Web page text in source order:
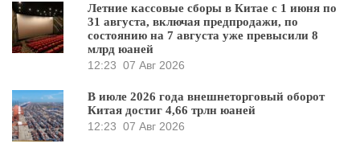
Летние кассовые сборы в Китае с 1 июня по
31 августа, включая предпродажи, по
состоянию на 7 августа уже превысили 8
млрд юаней
12:23 07 Авг 2026
В июле 2026 года внешнеторговый оборот
Китая достиг 4,66 трлн юаней
12:23 07 Авг 2026